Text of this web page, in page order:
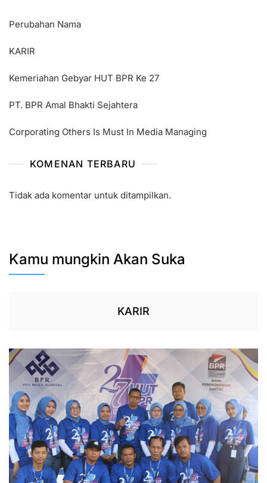
Perubahan Nama
KARIR
Kemeriahan Gebyar HUT BPR Ke 27
PT. BPR Amal Bhakti Sejahtera
Corporating Others Is Must In Media Managing
KOMENAN TERBARU
Tidak ada komentar untuk ditampilkan.
Kamu mungkin Akan Suka
KARIR